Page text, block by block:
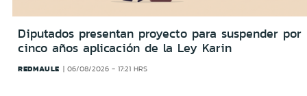
Diputados presentan proyecto para suspender por
cinco años aplicación de la Ley Karin
REDMAULE 06/08/2026 - 17:21 HRS